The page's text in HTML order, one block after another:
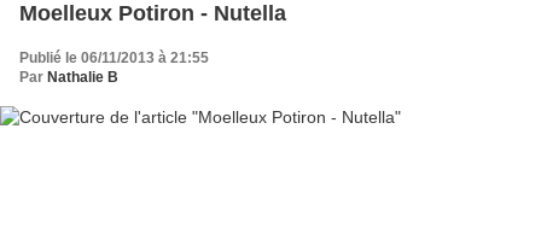
Moelleux Potiron - Nutella
Publié le 06/11/2013 à 21:55
Par Nathalie B